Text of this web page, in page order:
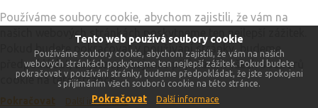
Tento web používá soubory cookie
Používáme soubory cookie, abychom zajistili, že vám na našich
webových stránkách poskytneme ten nejlepší zážitek. Pokud budete
pokračovat v používání stránky, budeme předpokládat, že jste spokojeni
s přijímáním všech souborů cookie na této stránce.
Pokračovat Další informace
Používáme soubory cookie, abychom zajistili, že vám na
našich webových stránkách poskytneme ten nejlepší zážitek.
Pokud budete pokračovat v používání stránky, budeme
předpokládat, že jste spokojeni s přijímáním všech souborů
cookie na této stránce.
Další informace